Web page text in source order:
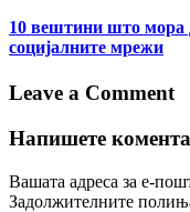
10 вештини што мора
социјалните мрежи
Leave a Comment
Напишете
Вашата адреса за е-
Задолжителните